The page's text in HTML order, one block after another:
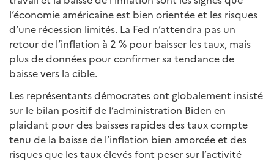
l’économie américaine est bien orientée et les risques
d’une récession limités. La Fed n’attendra pas un
retour de l’inflation à 2 % pour baisser les taux, mais
plus de données pour confirmer sa tendance de
baisse vers la cible.
Les représentants démocrates ont globalement insisté
sur le bilan positif de l’administration Biden en
plaidant pour des baisses rapides des taux compte
tenu de la baisse de l’inflation bien amorcée et des
risques que les taux élevés font peser sur l’activité